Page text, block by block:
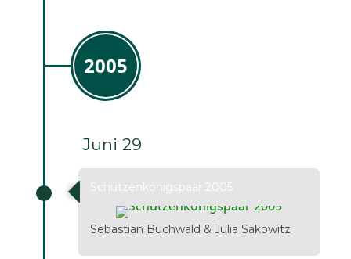
2005
Juni 29
Schützenkönigspaar 2005
Sebastian Buchwald & Julia Sakowitz